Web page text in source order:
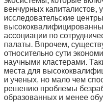
венчурных капиталистов,
исследовательские
ассоциации по
палаты. Впрочем,
относительно сути
научными кластерами.
места для
и ученых, но мало чем
решению проблемы
образованных и менее